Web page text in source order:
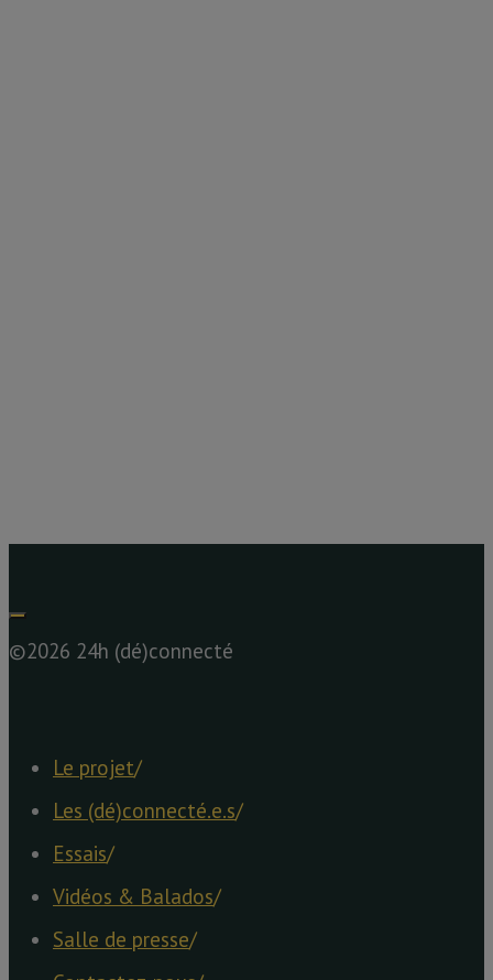
©2026 24h (dé)connecté
Le projet/
Les (dé)connecté.e.s/
Essais/
Vidéos & Balados/
Salle de presse/